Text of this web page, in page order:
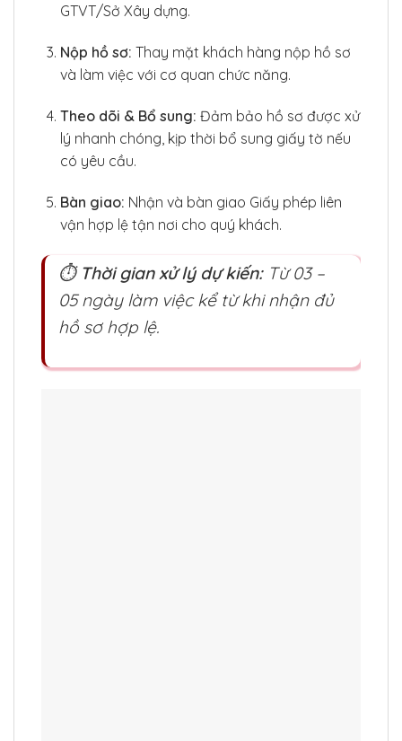
GTVT/Sở Xây dựng.
Nộp hồ sơ: Thay mặt khách hàng nộp hồ sơ
và làm việc với cơ quan chức năng.
Theo dõi & Bổ sung: Đảm bảo hồ sơ được xử
lý nhanh chóng, kịp thời bổ sung giấy tờ nếu
có yêu cầu.
Bàn giao: Nhận và bàn giao Giấy phép liên
vận hợp lệ tận nơi cho quý khách.
⏱️ Thời gian xử lý dự kiến:Từ 03 –
05 ngày làm việc kể từ khi nhận đủ
hồ sơ hợp lệ.